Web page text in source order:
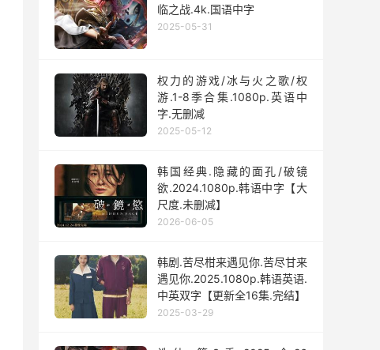
临之战.4k.国语中字
2025-05-31
权力的游戏/冰与火之歌/权
游.1-8季合集.1080p.英语中
字.无删减
2025-05-12
韩国经典.隐藏的面孔/破镜
欲.2024.1080p.韩语中字【大
尺度.未删减】
2026-06-05
韩剧.苦尽柑来遇见你.苦尽甘来
遇见你.2025.1080p.韩语英语.
中英双字【更新全16集.完结】
2025-03-29